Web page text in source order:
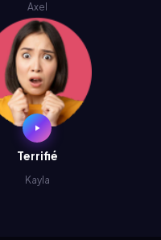
Axel
Terrifié
Kayla